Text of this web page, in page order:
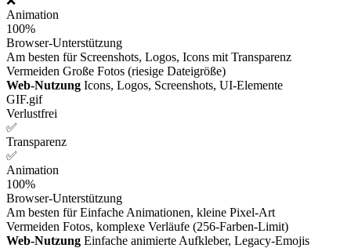
Animation
100%
Browser-Unterstützung
Am besten für Screenshots, Logos, Icons mit Transparenz
Vermeiden Große Fotos (riesige Dateigröße)
Web-Nutzung Icons, Logos, Screenshots, UI-Elemente
GIF.gif
Verlustfrei
✅
Transparenz
✅
Animation
100%
Browser-Unterstützung
Am besten für Einfache Animationen, kleine Pixel-Art
Vermeiden Fotos, komplexe Verläufe (256-Farben-Limit)
Web-Nutzung Einfache animierte Aufkleber, Legacy-Emojis